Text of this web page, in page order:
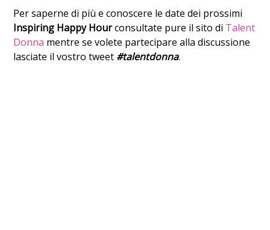
Per saperne di più e conoscere le date dei prossimi
Inspiring Happy Hourconsultate pure il sito di Talent
Donna mentre se volete partecipare alla discussione
lasciate il vostro tweet #talentdonna.